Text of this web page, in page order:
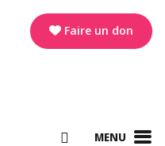
Faire un don
MENU